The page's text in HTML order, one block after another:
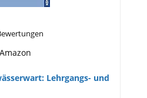
Amazon
Lehrgangs- und